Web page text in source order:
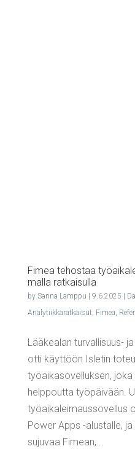
Fimea tehos­taa
mal­la ratkaisulla
by Sanna Lamppu 9.6.2025
Analytiikkaratkaisut, Fimea,
Lääkealan turvallisuus-
otti käyttöön Isletin
työaikasovelluksen,
helppoutta työpäivään.
työaikaleimaussovellus
Power Apps -alustalle,
sujuvaa Fimean,...